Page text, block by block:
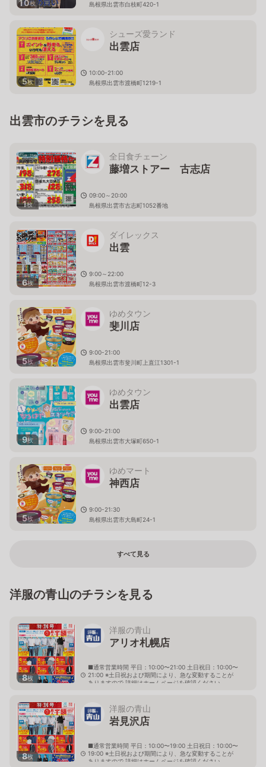
10枚 島根県出雲市白枝町420-1
5枚
シューズ愛ランド
出雲店
10:00-21:00
島根県出雲市渡橋町1219-1
出雲市のチラシを見る
1枚
全日食チェーン
藤増ストアー 古志店
09:00～20:00
島根県出雲市古志町1052番地
6枚
ダイレックス
出雲
9:00～22:00
島根県出雲市渡橋町12-3
5枚
ゆめタウン
斐川店
9:00-21:00
島根県出雲市斐川町上直江1301-1
9枚
ゆめタウン
出雲店
9:00-21:00
島根県出雲市大塚町650-1
5枚
ゆめマート
神西店
9:00-21:30
島根県出雲市大島町24-1
すべて見る
洋服の青山のチラシを見る
8枚
洋服の青山
アリオ札幌店
■通常営業時間 平日：10:00〜21:00 土日祝日：10:00〜
21:00 ※土日祝および期間により、急な変動することが
ありますので 詳細はホームページを確認ください
8枚
洋服の青山
岩見沢店
■通常営業時間 平日：10:00〜19:00 土日祝日：10:00〜
19:00 ※土日祝および期間により、急な変動することが
ありますので 詳細はホームページを確認ください